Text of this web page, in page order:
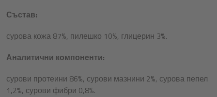
Състав:
сурова кожа 87%, пилешко 10%, глицерин 3%.
Аналитични компоненти:
сурови протеини 86%, сурови мазнини 2%, сурова пепел
1,2%, сурови фибри 0,8%.